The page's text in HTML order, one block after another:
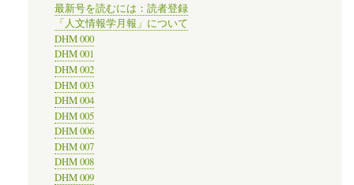
最新号を読むには：読者登録
「人文情報学月報」について
DHM 000
DHM 001
DHM 002
DHM 003
DHM 004
DHM 005
DHM 006
DHM 007
DHM 008
DHM 009